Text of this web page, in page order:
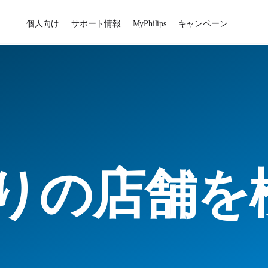
個人向け サポート情報 MyPhilips キャンペーン
の店舗を